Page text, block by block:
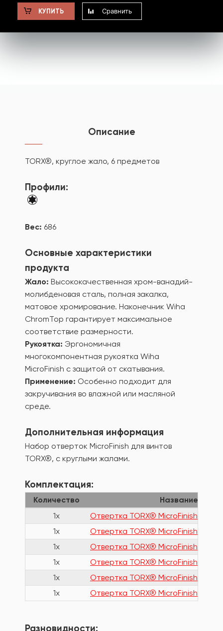
КУПИТЬ Сравнить
Описание
TORX®, круглое жало, 6 предметов
Профили:
Вес: 686
Основные характеристики
продукта
Жало: Высококачественная хром-ванадий-
молибденовая сталь, полная закалка,
матовое хромирование. Наконечник Wiha
ChromTop гарантирует максимальное
соответствие размерности.
Рукоятка: Эргономичная
многокомпонентная рукоятка Wiha
MicroFinish с защитой от скатывания.
Применение: Особенно подходит для
закручивания во влажной или масляной
среде.
Дополнительная информация
Набор отверток MicroFinish для винтов
TORX®, с круглыми жалами.
Комплектация:
Количество
Название
1x
Отвертка TORX® MicroFinish® 5527
1x
Отвертка TORX® MicroFinish® 5527
1x
Отвертка TORX® MicroFinish®
1x
Отвертка TORX® MicroFinish® 5527
1x
Отвертка TORX® MicroFinish® 5527
1x
Отвертка TORX® MicroFinish® 5527
Разновидности: